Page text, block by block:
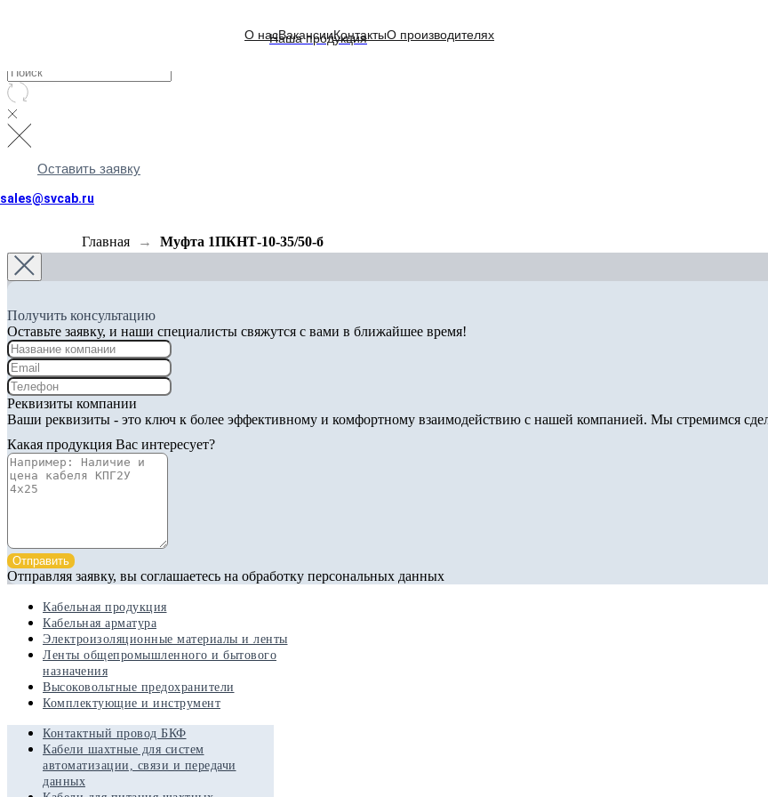
Главная Муфта 1ПКНТ-10-35/50-б
Получить консультацию
Оставьте заявку, и наши специалисты свяжутся с вами в ближайшее время!
Реквизиты компании
Ваши реквизиты - это ключ к более эффективному и комфортному взаимодействию с нашей компанией. Мы стремимся
Какая продукция Вас интересует?
Отправить
Отправляя заявку, вы соглашаетесь на обработку персональных данных
Кабельная продукция
Кабельная арматура
Электроизоляционные материалы и ленты
Ленты общепромышленного и бытового
назначения
Высоковольтные предохранители
Комплектующие и инструмент
Контактный провод БКФ
Кабели шахтные для систем
автоматизации, связи и передачи
данных
Наша продукция
О насВакансииКонтактыО производителях
Оставить заявку
sales@svcab.ru